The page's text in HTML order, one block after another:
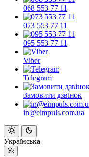
068 553 77 11
073 553 77 11
095 553 77 11
Viber
Telegram
Замовити дзвінок
in@eimpuls.com.ua
Українська
Ук